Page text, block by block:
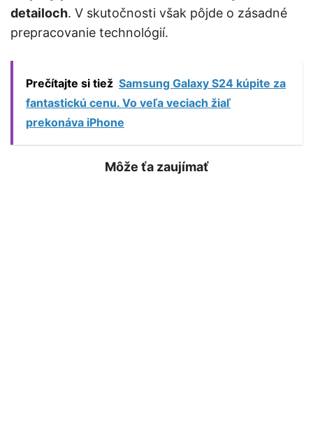
detailoch. V skutočnosti však pôjde o zásadné
prepracovanie technológií.
Prečítajte si tiež Samsung Galaxy S24 kúpite za
fantastickú cenu. Vo veľa veciach žiaľ
prekonáva iPhone
Môže ťa zaujímať